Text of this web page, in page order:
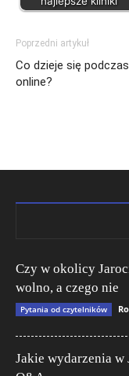
Poprzedni artykuł
Co dzieje się
online?
Czy w okolicy
wolno, a czego nie
Pytania od czytelników
Jakie wydarzenia w